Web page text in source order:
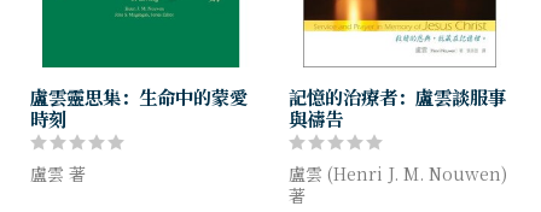
盧雲靈思集：生命中的蒙愛
時刻
盧雲 著
記憶的治療者：盧雲談服事
與禱告
盧雲 (Henri J. M. Nouwen)
著